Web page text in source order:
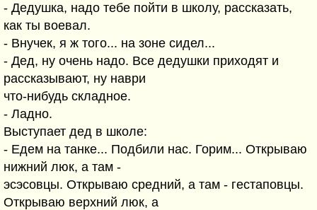
- Дедушка, надо тебе пойти в школу, рассказать,
как ты воевал.
- Внучек, я ж того... на зоне сидел...
- Дед, ну очень надо. Все дедушки приходят и
рассказывают, ну наври
что-нибудь складное.
- Ладно.
Выступает дед в школе:
- Едем на танке... Подбили нас. Горим... Открываю
нижний люк, а там -
эсэсовцы. Открываю средний, а там - гестаповцы.
Открываю верхний люк, а